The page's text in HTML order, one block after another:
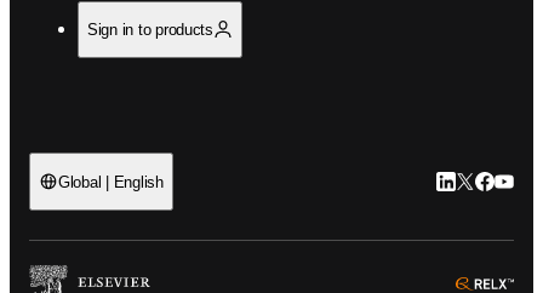
Sign in to products
Global | English LinkedIn se
Twitter se